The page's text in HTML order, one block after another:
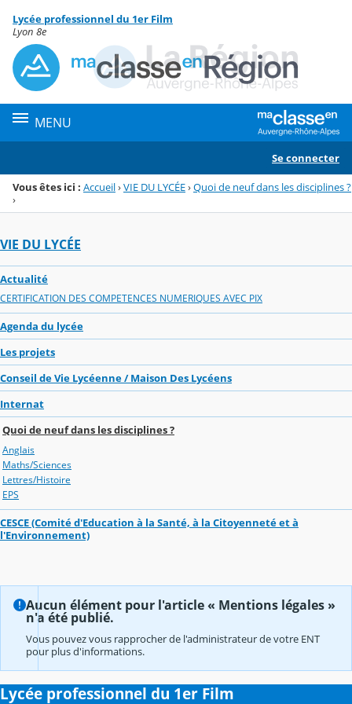
Menu de la rubrique
Contenu
Lycée professionnel du 1er Film
Lyon 8e
MENU
Se connecter
Vous êtes ici : Accueil›VIE DU LYCÉE›Quoi de neuf dans les disciplines ?
›
VIE DU LYCÉE
Actualité
CERTIFICATION DES COMPETENCES NUMERIQUES AVEC PIX
Agenda du lycée
Les projets
Conseil de Vie Lycéenne / Maison Des Lycéens
Internat
Quoi de neuf dans les disciplines ?
Anglais
Maths/Sciences
Lettres/Histoire
EPS
CESCE (Comité d'Education à la Santé, à la Citoyenneté et à
l'Environnement)
Aucun élément pour l'article « Mentions légales »
n'a été publié.
Vous pouvez vous rapprocher de l'administrateur de votre ENT
pour plus d'informations.
Lycée professionnel du 1er Film